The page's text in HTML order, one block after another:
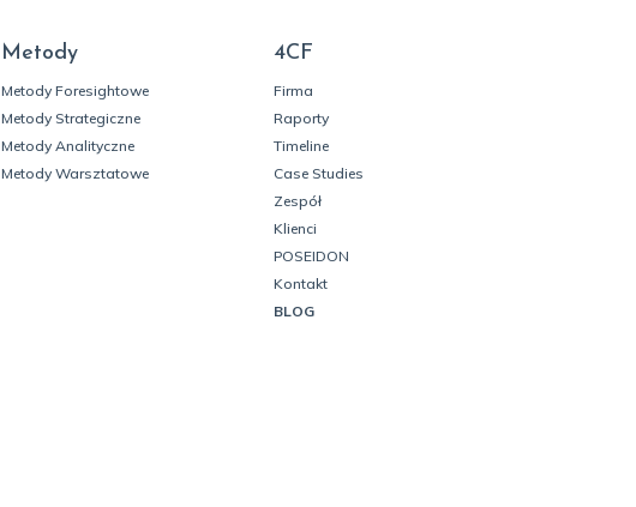
Metody
Metody Foresightowe
Metody Strategiczne
Metody Analityczne
Metody Warsztatowe
4CF
Firma
Raporty
Timeline
Case Studies
Zespół
Klienci
POSEIDON
Kontakt
BLOG